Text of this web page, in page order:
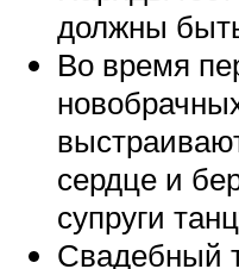
должны
Во время
сердце и
супруги
Свадебный